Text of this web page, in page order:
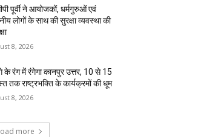
पूर्वी ने आयोजकों, धर्मगुरुओं एवं
लोगों के साथ की सुरक्षा व्यवस्था की
8, 2026
के रंग में रंगेगा कानपुर उत्तर, 10 से 15
तक राष्ट्रभक्ति के कार्यक्रमों की धूम
8, 2026
more